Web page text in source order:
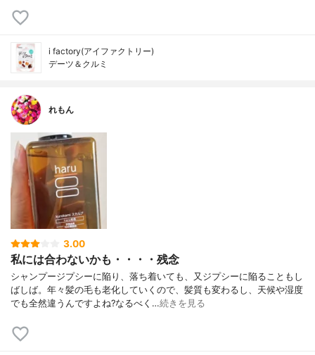
i factory(アイファクトリー)
デーツ＆クルミ
れもん
3.00
私には合わないかも・・・・残念
シャンプージプシーに陥り、落ち着いても、又ジプシーに陥ることもし
ばしば。年々髪の毛も老化していくので、髪質も変わるし、天候や湿度
でも全然違うんですよね?なるべく…続きを見る